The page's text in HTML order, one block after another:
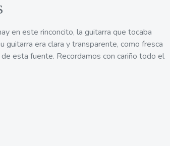
en este rinconcito, la guitarra que tocaba
guitarra era clara y transparente, como fresca
esta fuente. Recordamos con cariño todo el